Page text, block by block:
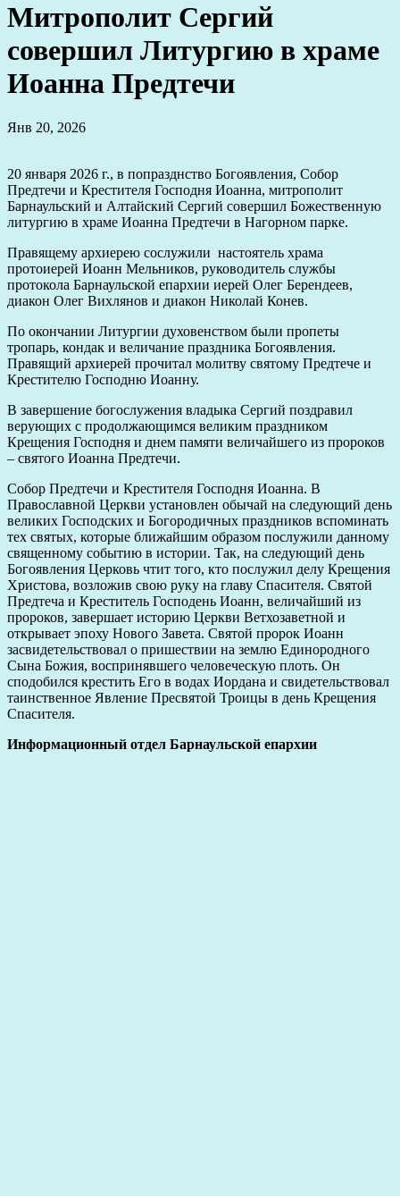
Митрополит Сергий
совершил Литургию в храме
Иоанна Предтечи
Янв 20, 2026
20 января 2026 г., в попразднство Богоявления, Собор
Предтечи и Крестителя Господня Иоанна, митрополит
Барнаульский и Алтайский Сергий совершил Божественную
литургию в храме Иоанна Предтечи в Нагорном парке.
Правящему архиерею сослужили настоятель храма
протоиерей Иоанн Мельников, руководитель службы
протокола Барнаульской епархии иерей Олег Берендеев,
диакон Олег Вихлянов и диакон Николай Конев.
По окончании Литургии духовенством были пропеты
тропарь, кондак и величание праздника Богоявления.
Правящий архиерей прочитал молитву святому Предтече и
Крестителю Господню Иоанну.
В завершение богослужения владыка Сергий поздравил
верующих с продолжающимся великим праздником
Крещения Господня и днем памяти величайшего из пророков
– святого Иоанна Предтечи.
Собор Предтечи и Крестителя Господня Иоанна. В
Православной Церкви установлен обычай на следующий день
великих Господских и Богородичных праздников вспоминать
тех святых, которые ближайшим образом послужили данному
священному событию в истории. Так, на следующий день
Богоявления Церковь чтит того, кто послужил делу Крещения
Христова, возложив свою руку на главу Спасителя. Святой
Предтеча и Креститель Господень Иоанн, величайший из
пророков, завершает историю Церкви Ветхозаветной и
открывает эпоху Нового Завета. Святой пророк Иоанн
засвидетельствовал о пришествии на землю Единородного
Сына Божия, воспринявшего человеческую плоть. Он
сподобился крестить Его в водах Иордана и свидетельствовал
таинственное Явление Пресвятой Троицы в день Крещения
Спасителя.
Информационный отдел Барнаульской епархии